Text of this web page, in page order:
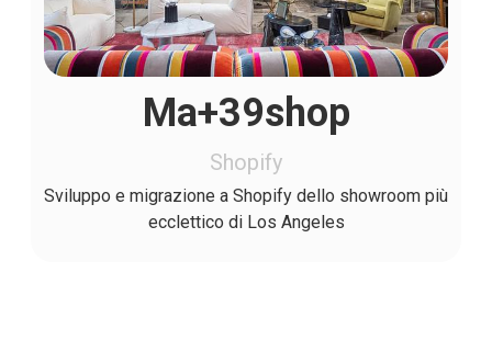
Ma+39shop
Shopify
Sviluppo e migrazione a Shopify dello showroom più
ecclettico di Los Angeles